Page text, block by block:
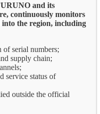
and its
continuously monitors
the region, including
serial numbers;
supply chain;
service status of
outside the official